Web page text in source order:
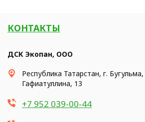
КОНТАКТЫ
ДСК Экопан, ООО
Республика Татарстан, г.
Гафиатуллина, 13
+7 952 039-00-44